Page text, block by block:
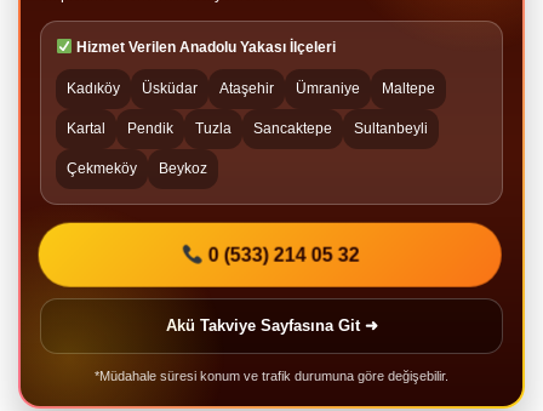
Hizmet Verilen Anadolu Yakası İlçeleri
Kadıköy Üsküdar Ataşehir Ümraniye Maltepe
Kartal Pendik Tuzla Sancaktepe Sultanbeyli
Çekmeköy Beykoz
0 (533) 214 05 32
Akü Takviye Sayfasına Git ➜
*Müdahale süresi konum ve trafik durumuna göre değişebilir.